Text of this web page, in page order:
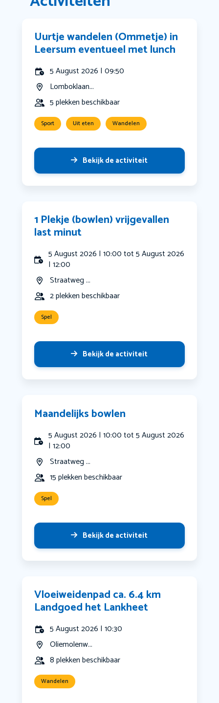
Uurtje wandelen (Ommetje) in
Leersum eventueel met lunch
5 August 2026 | 09:50
Lomboklaan...
5 plekken beschikbaar
Sport Uit eten Wandelen
Bekijk de activiteit
1 Plekje (bowlen) vrijgevallen
last minut
5 August 2026 | 10:00 tot 5 August 2026
| 12:00
Straatweg ...
2 plekken beschikbaar
Spel
Bekijk de activiteit
Maandelijks bowlen
5 August 2026 | 10:00 tot 5 August 2026
| 12:00
Straatweg ...
15 plekken beschikbaar
Spel
Bekijk de activiteit
Vloeiweidenpad ca. 6.4 km
Landgoed het Lankheet
5 August 2026 | 10:30
Oliemolenw...
8 plekken beschikbaar
Wandelen